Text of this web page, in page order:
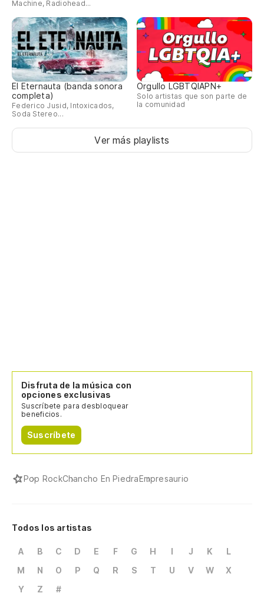
Machine, Radiohead...
El Eternauta (banda sonora
completa)
Federico Jusid, Intoxicados,
Soda Stereo...
Orgullo LGBTQIAPN+
Solo artistas que son parte de
la comunidad
Ver más playlists
Disfruta de la música con
opciones exclusivas
Suscríbete para desbloquear
beneficios.
Suscríbete
Pop RockChancho En PiedraEmpresaurio
Todos los artistas
A B C D E F G H I J K
L
M
N O P Q R S T U V W
X
Y
Z #